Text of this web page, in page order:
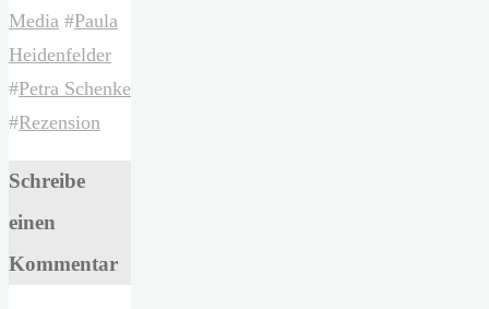
Media #Paula
Heidenfelder
#Petra Schenke
#Rezension
Schreibe
einen
Kommentar